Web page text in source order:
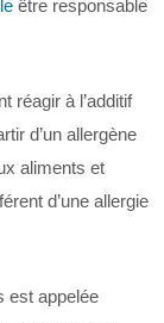
être responsable
réagir à l’additif
d’un allergène
aliments et
d’une allergie
est appelée